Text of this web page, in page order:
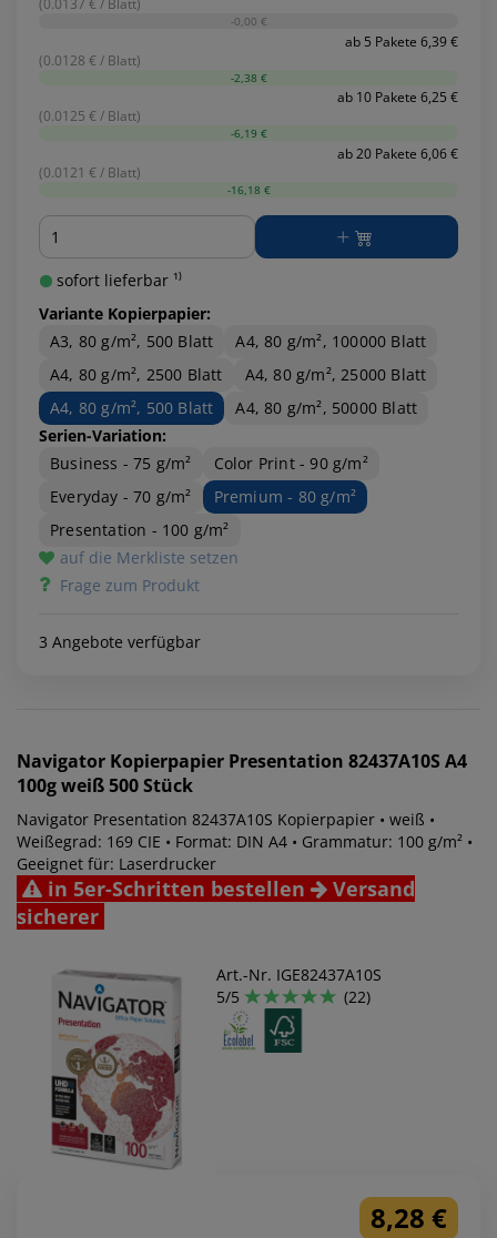
(0.0137 € / Blatt)
-0,00 €
ab 5 Pakete 6,39 €
(0.0128 € / Blatt)
-2,38 €
ab 10 Pakete 6,25 €
(0.0125 € / Blatt)
-6,19 €
ab 20 Pakete 6,06 €
(0.0121 € / Blatt)
-16,18 €
Menge
sofort lieferbar ¹⁾
Variante Kopierpapier:
A3, 80 g/m², 500 Blatt
A4, 80 g/m², 100000 Blatt
A4, 80 g/m², 2500 Blatt
A4, 80 g/m², 25000 Blatt
A4, 80 g/m², 500 Blatt
A4, 80 g/m², 50000 Blatt
Serien-Variation:
Business - 75 g/m²
Color Print - 90 g/m²
Everyday - 70 g/m²
Premium - 80 g/m²
Presentation - 100 g/m²
auf die Merkliste setzen
Frage zum Produkt
3 Angebote verfügbar
Navigator Kopierpapier Presentation 82437A10S A4
100g weiß 500 Stück
Navigator Presentation 82437A10S Kopierpapier • weiß •
Weißegrad: 169 CIE • Format: DIN A4 • Grammatur: 100 g/m² •
Geeignet für: Laserdrucker
in 5er-Schritten bestellen
Versand
sicherer
Art.-Nr. IGE82437A10S
5/5
(22)
8,28 €